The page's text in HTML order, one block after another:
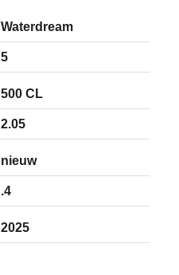
Waterdream
5
500 CL
2.05
nieuw
.4
2025